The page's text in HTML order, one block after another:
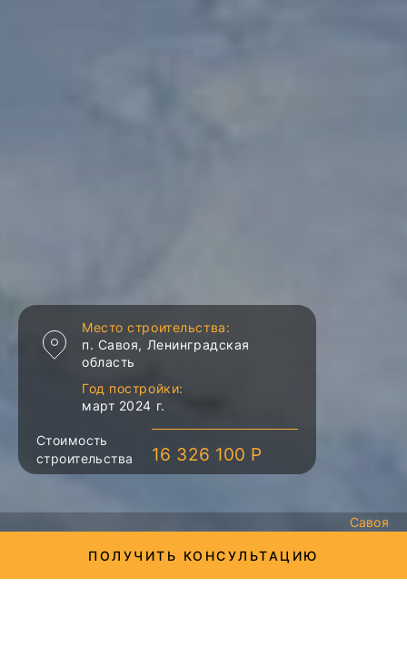
Место строительства:
п. Савоя, Ленинградская
область
Год постройки:
март 2024 г.
Стоимость
строительства
16 326 100 Р
Савоя
ПОЛУЧИТЬ КОНСУЛЬТАЦИЮ